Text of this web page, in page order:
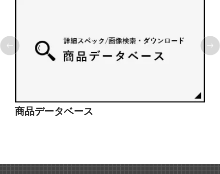
商品データベース